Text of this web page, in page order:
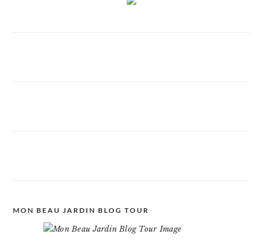
MON BEAU JARDIN BLOG TOUR